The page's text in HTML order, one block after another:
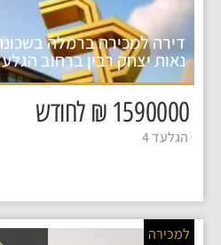
דירה למכירה ברמלה בשכונת
נאות יצחק רבין ברחוב הגלעד
1590000 ₪ לחודש
הגלעד 4
למכירה